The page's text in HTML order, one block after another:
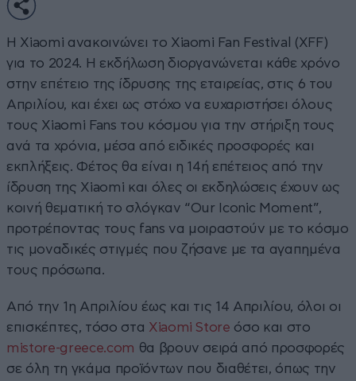
Η Xiaomi ανακοινώνει το Xiaomi Fan Festival (XFF)
για το 2024. Η εκδήλωση διοργανώνεται κάθε χρόνο
στην επέτειο της ίδρυσης της εταιρείας, στις 6 του
Απριλίου, και έχει ως στόχο να ευχαριστήσει όλους
τους Xiaomi Fans του κόσμου για την στήριξη τους
ανά τα χρόνια, μέσα από ειδικές προσφορές και
εκπλήξεις. Φέτος θα είναι η 14ή επέτειος από την
ίδρυση της Xiaomi και όλες οι εκδηλώσεις έχουν ως
κοινή θεματική το σλόγκαν “Our Iconic Moment”,
προτρέποντας τους fans να μοιραστούν με το κόσμο
τις μοναδικές στιγμές που ζήσανε με τα αγαπημένα
τους πρόσωπα.
Από την 1η Απριλίου έως και τις 14 Απριλίου, όλοι οι
επισκέπτες, τόσο στα Xiaomi Store όσο και στο
mistore-greece.com θα βρουν σειρά από προσφορές
σε όλη τη γκάμα προϊόντων που διαθέτει, όπως την